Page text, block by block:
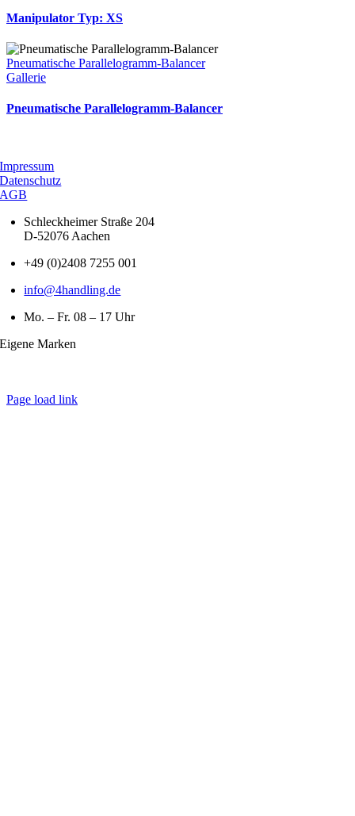
Manipulator Typ: XS
Pneumatische Parallelogramm-Balancer
Gallerie
Pneumatische Parallelogramm-Balancer
Impressum
Datenschutz
AGB
Schleckheimer Straße 204
D-52076 Aachen
+49 (0)2408 7255 001
info@4handling.de
Mo. – Fr. 08 – 17 Uhr
Eigene Marken
Page load link